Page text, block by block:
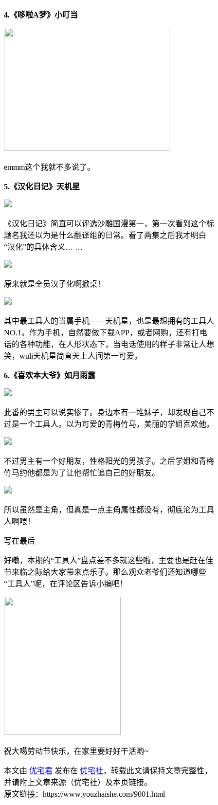
4.《哆啦A梦》小叮当
emmm这个我就不多说了。
5.《汉化日记》天机星
《汉化日记》简直可以评选沙雕国漫第一，第一次看到这个标
题名我还以为是什么翻译组的日常。看了两集之后我才明白
“汉化”的具体含义… …
原来就是全员汉子化啊掀桌！
其中最工具人的当属手机——天机星，也是最想拥有的工具人
NO.1。作为手机，自然要做下载APP，或者网购，还有打电
话的各种功能，在人形状态下，当电话使用的样子非常让人想
笑，wuli天机星简直天上人间第一可爱。
6.《喜欢本大爷》如月雨露
此番的男主可以说实惨了。身边本有一堆妹子，却发现自己不
过是一个工具人。以为可爱的青梅竹马，美丽的学姐喜欢他。
不过男主有一个好朋友，性格阳光的男孩子。之后学姐和青梅
竹马约他都是为了让他帮忙追自己的好朋友。
所以虽然是主角，但真是一点主角属性都没有，彻底沦为工具
人啊喂！
写在最后
好嘞，本期的“工具人”盘点差不多就这些啦，主要也是赶在佳
节来临之际给大家带来点乐子。那么观众老爷们还知道哪些
“工具人”呢，在评论区告诉小编吧！
祝大噶劳动节快乐，在家里要好好干活哟~
本文由 优宅君 发布在 优宅社，转载此文请保持文章完整性，
并请附上文章来源（优宅社）及本页链接。
原文链接：https://www.youzhaishe.com/9001.html